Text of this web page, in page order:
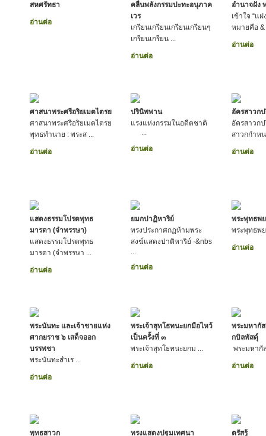
สหศรัทธา
อ่านต่อ
คลื่นพลังกรรมปะทะอนุภาค
เวร
เกรียนเกรียนเกรียนเกรียนๆ
เกรียนเกรียน ...
อ่านต่อ
อำนาจฝัง
เข้าใจ “แฝ
หมายคือ &
อ่านต่อ
ศาสนาพระศรีอริยเมตไตรย
ศาสนาพระศรีอริยเมตไตรย
พุทธทำนาย : พระส ...
อ่านต่อ
ปรินิพพาน
แรงแห่งกรรมในอดีตชาติ
...
อ่านต่อ
อัครสาวก
อัครสาวก
สาวกกำห
อ่านต่อ
แสดงธรรมโปรดพุทธ
มารดา (จำพรรษา)
แสดงธรรมโปรดพุทธ
มารดา (จำพรรษา ...
อ่านต่อ
ยมกปาฏิหาริย์
ทรงประกาศกฏห้ามพระ
สงฆ์แสดงปาติหาริย์ ·&nbs
...
อ่านต่อ
พระพุทธพ
พระพุทธ
อ่านต่อ
พระนันทะ และเจ้าชายแห่ง
ศากยราช ๖ เสด็จออก
บรรพชา
พระนันทะสำเร ...
อ่านต่อ
พระเจ้าสุทโธทนะยกมือไหว้
เป็นครั้งที่ ๓
พระเจ้าสุทโธทนะยกม ...
อ่านต่อ
พระมหากัส
กบิลพัสดุ์
พระมหากั
อ่านต่อ
พุทธสาวก ทรงแสดงปฐมเทศนา ตรัสรู้